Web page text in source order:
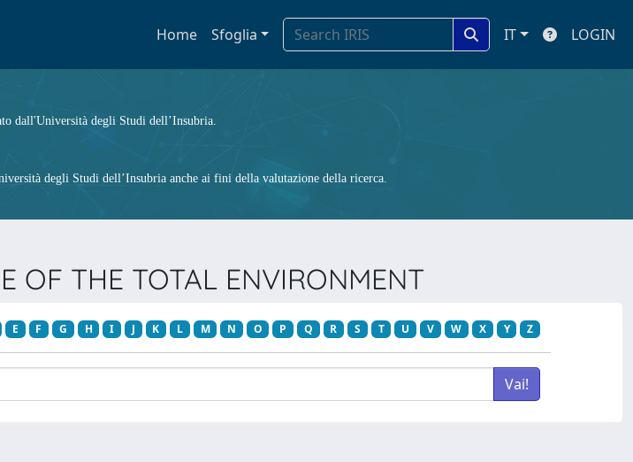
Home Sfoglia IT LOGIN
dall'Università degli Studi dell’Insubria.
degli Studi dell’Insubria anche ai fini della valutazione della ricerca.
THE TOTAL ENVIRONMENT
E F G H I J K L M N O P Q R S T U V W X Y Z